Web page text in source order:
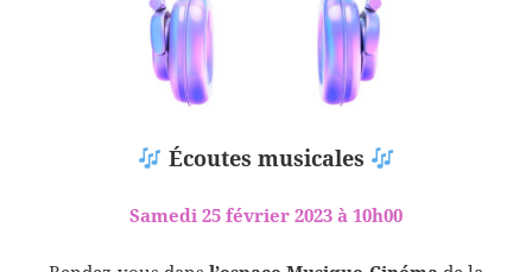
Écoutes musicales
Samedi 25 février 2023 à 10h00